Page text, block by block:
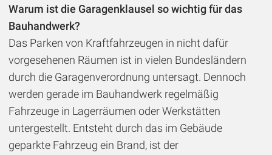
Warum ist die Garagenklausel so wichtig für das
Bauhandwerk?
Das Parken von Kraftfahrzeugen in nicht dafür
vorgesehenen Räumen ist in vielen Bundesländern
durch die Garagenverordnung untersagt. Dennoch
werden gerade im Bauhandwerk regelmäßig
Fahrzeuge in Lagerräumen oder Werkstätten
untergestellt. Entsteht durch das im Gebäude
geparkte Fahrzeug ein Brand, ist der